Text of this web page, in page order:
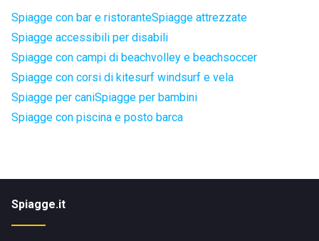
Spiagge con bar e ristoranteSpiagge attrezzate
Spiagge accessibili per disabili
Spiagge con campi di beachvolley e beachsoccer
Spiagge con corsi di kitesurf windsurf e vela
Spiagge per caniSpiagge per bambini
Spiagge con piscina e posto barca
Spiagge.it